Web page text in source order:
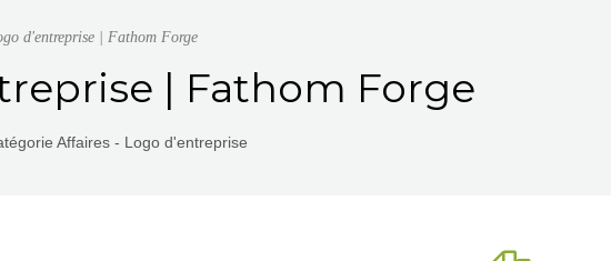
d'entreprise | Fathom Forge
| Fathom Forge
Affaires - Logo d'entreprise